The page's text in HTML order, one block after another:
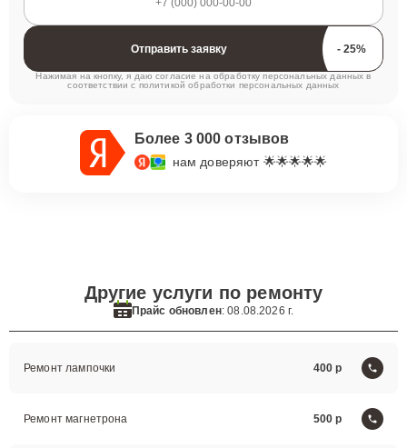
Отправить заявку
Нажимая на кнопку, я даю согласие на обработку персональных данных в
соответствии с политикой обработки персональных данных
Более 3 000 отзывов
нам доверяют 🌟🌟🌟🌟🌟
Другие услуги по ремонту
Прайс обновлен: 08.08.2026 г.
Ремонт лампочки 400
Ремонт магнетрона 500